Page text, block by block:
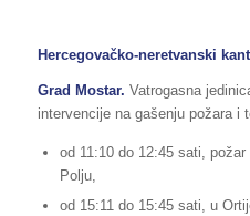
Hercegovačko-neretvanski
Grad Mostar. Vatrogasna
intervencije na gašenju požara i
od 11:10 do 12:45 sati,
Polju,
od 15:11 do 15:45 sati, u